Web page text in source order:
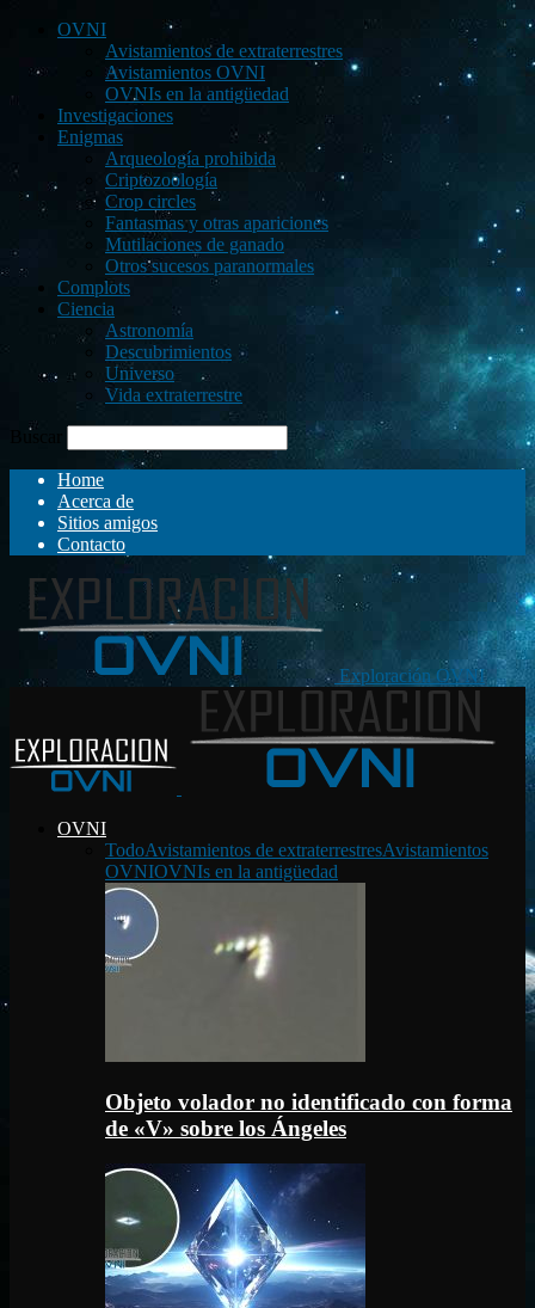
OVNI
Avistamientos de extraterrestres
Avistamientos OVNI
OVNIs en la antigüedad
Investigaciones
Enigmas
Arqueología prohibida
Criptozoología
Crop circles
Fantasmas y otras apariciones
Mutilaciones de ganado
Otros sucesos paranormales
Complots
Ciencia
Astronomía
Descubrimientos
Universo
Vida extraterrestre
Buscar
Home
Acerca de
Sitios amigos
Contacto
Exploración OVNI
OVNI
TodoAvistamientos de extraterrestresAvistamientos
OVNIOVNIs en la antigüedad
Objeto volador no identificado con forma
de «V» sobre los Ángeles